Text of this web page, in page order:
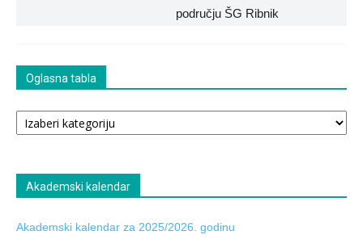
području ŠG Ribnik
Oglasna tabla
Oglasna
tabla
Akademski kalendar
Akademski kalendar za 2025/2026. godinu